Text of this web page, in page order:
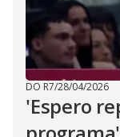
DO R7/28/04/2026
'Espero